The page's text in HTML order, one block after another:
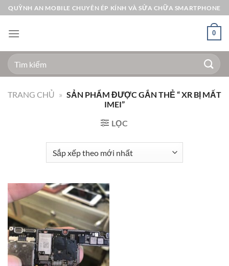
Bỏ
qua
nội
QUỲNH AN MOBILE CHUYÊN ÉP KÍNH VÀ SỬA CHỮA SMARTPHONE
0
Tìm
kiếm:
TRANG CHỦ » SẢN PHẨM ĐƯỢC GẮN THẺ “ XR BỊ MẤT
IMEI”
LỌC